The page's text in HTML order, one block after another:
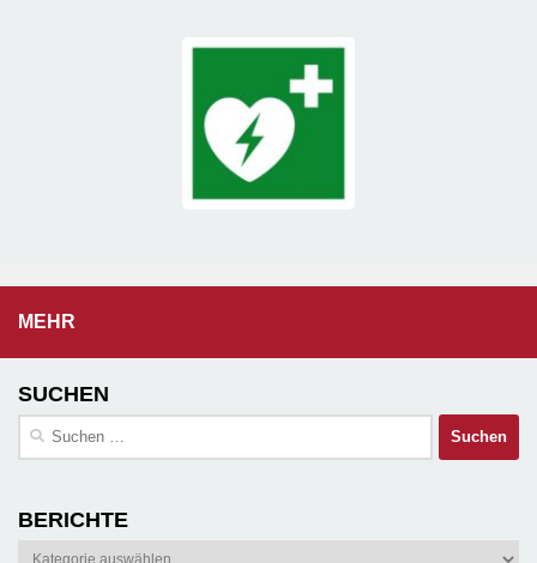
MEHR
SUCHEN
Suchen
BERICHTE
Berichte